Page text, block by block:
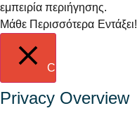
εμπειρία περιήγησης.
Μάθε Περισσότερα Εντάξει!
Close
Privacy Overview